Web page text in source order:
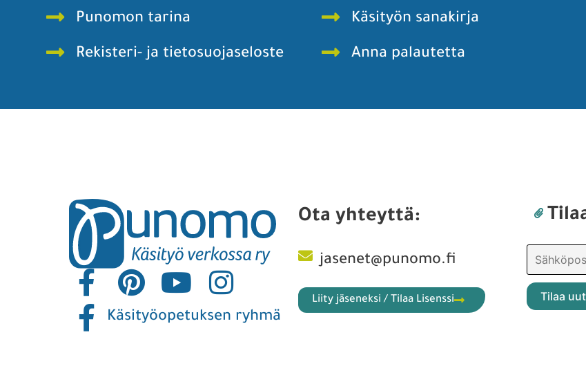
Punomon tarina
Rekisteri- ja tietosuojaseloste
Käsityön sanakirja
Anna palautetta
Käsityöopetuksen ryhmä
Ota yhteyttä:
jasenet@punomo.fi
Liity jäseneksi / Tilaa Lisenssi